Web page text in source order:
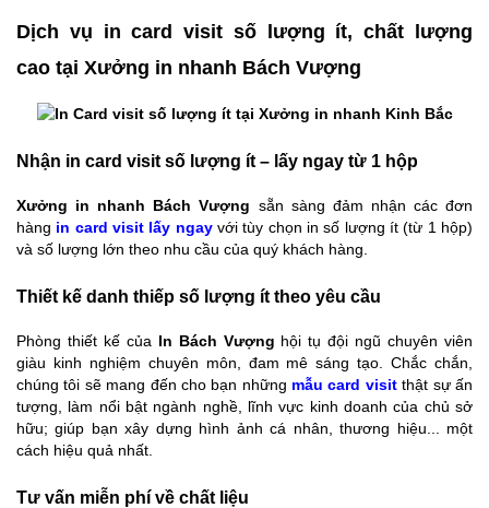
Dịch vụ in card visit số lượng ít, chất lượng
cao tại Xưởng in nhanh Bách Vượng
Nhận in card visit số lượng ít – lấy ngay từ 1 hộp
Xưởng in nhanh Bách Vượng sẵn sàng đảm nhận các đơn
hàng in card visit lấy ngayvới tùy chọn in số lượng ít (từ 1 hộp)
và số lượng lớn theo nhu cầu của quý khách hàng.
Thiết kế danh thiếp số lượng ít theo yêu cầu
Phòng thiết kế của In Bách Vượng hội tụ đội ngũ chuyên viên
giàu kinh nghiệm chuyên môn, đam mê sáng tạo. Chắc chắn,
chúng tôi sẽ mang đến cho bạn những mẫu card visitthật sự ấn
tượng, làm nổi bật ngành nghề, lĩnh vực kinh doanh của chủ sở
hữu; giúp bạn xây dựng hình ảnh cá nhân, thương hiệu... một
cách hiệu quả nhất.
Tư vấn miễn phí về chất liệu